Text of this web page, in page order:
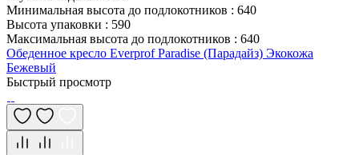
Минимальная высота до подлокотников : 640
Высота упаковки : 590
Максимальная высота до подлокотников : 640
Обеденное кресло Everprof Paradise (Парадайз) Экокожа
Бежевый
Быстрый просмотр